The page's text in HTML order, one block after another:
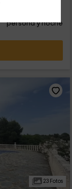
persona y noche
23 Fotos